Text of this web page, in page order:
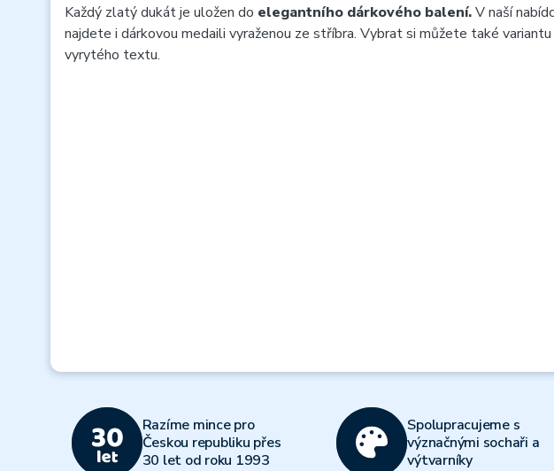
Každý zlatý dukát je uložen do elegantního dárkového balení.V naší
najdete i dárkovou medaili vyraženou ze stříbra. Vybrat si můžete také
vyrytého textu.
Razíme mince pro
Českou republiku přes
30 let od roku 1993
Spolupracujeme s
význačnými sochaři a
výtvarníky